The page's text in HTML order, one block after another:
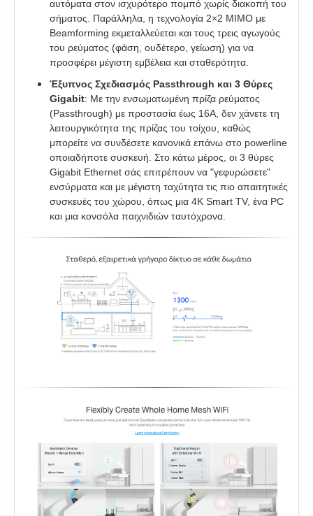
αυτόματα στον ισχυρότερο πομπό χωρίς διακοπή του
σήματος. Παράλληλα, η τεχνολογία 2×2 MIMO με
Beamforming εκμεταλλεύεται και τους τρεις αγωγούς
του ρεύματος (φάση, ουδέτερο, γείωση) για να
προσφέρει μέγιστη εμβέλεια και σταθερότητα.
Έξυπνος Σχεδιασμός Passthrough και 3 Θύρες
Gigabit: Με την ενσωματωμένη πρίζα ρεύματος
(Passthrough) με προστασία έως 16A, δεν χάνετε τη
λειτουργικότητα της πρίζας του τοίχου, καθώς
μπορείτε να συνδέσετε κανονικά επάνω στο powerline
οποιαδήποτε συσκευή. Στο κάτω μέρος, οι 3 θύρες
Gigabit Ethernet σάς επιτρέπουν να "γεφυρώσετε"
ενσύρματα και με μέγιστη ταχύτητα τις πιο απαιτητικές
συσκευές του χώρου, όπως μια 4K Smart TV, ένα PC
και μια κονσόλα παιχνιδιών ταυτόχρονα.